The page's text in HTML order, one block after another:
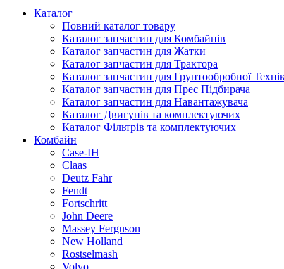
Придбати W723/3 можна у нашому каталозі:
вигідній ціні з доставкою в Київ, Харків, Львів.
Каталог
Повний каталог товару
Каталог запчастин для Комбайнів
Каталог запчастин для Жатки
Каталог запчастин для Трактора
Каталог запчастин для Грунтообробної
Каталог запчастин для Прес Підбирача
Каталог запчастин для Навантажувача
Каталог Двигунів та комплектуючих
Каталог Фільтрів та комплектуючих
Комбайн
Case-IH
Claas
Deutz Fahr
Fendt
Fortschritt
John Deere
Massey Ferguson
New Holland
Rostselmash
Volvo